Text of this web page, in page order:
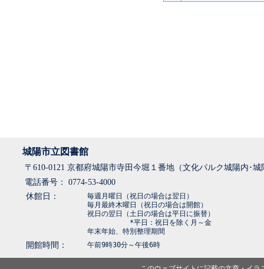
城陽市立図書館
〒610-0121 京都府城陽市寺田今堀１番地（文化パルク城陽内･
電話番号： 0774-53-4000
休館日：
毎週月曜日（祝日の場合は翌日）
毎月最終木曜日（祝日の場合は開館）
祝日の翌日（土日の場合は平日に振替）
*平日：祝日を除く月～金
年末年始、特別整理期間
開館時間： 午前9時30分～午後6時